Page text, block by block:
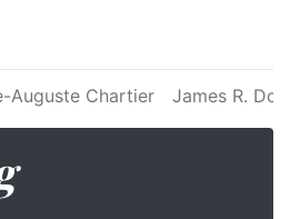
Auguste Chartier James R.